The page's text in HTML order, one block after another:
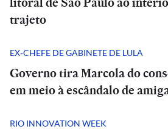
trajeto
EX-CHEFE DE GABINETE DE LULA
Governo tira Marcola do
em meio à escândalo de
RIO INNOVATION WEEK